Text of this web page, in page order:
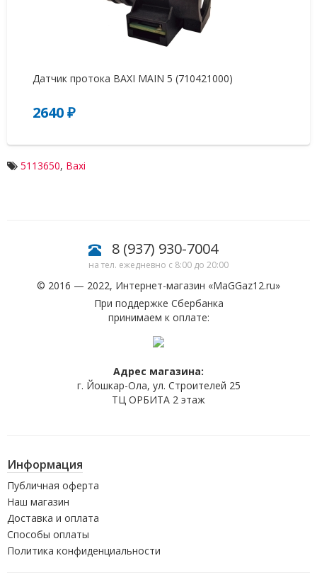
Датчик протока BAXI MAIN 5 (710421000)
2640 ₽
5113650, Baxi
8 (937) 930-7004
на тел. ежедневно с 8:00 до 20:00
© 2016 — 2022, Интернет-магазин «MaGGaz12.ru»
При поддержке Сбербанка
принимаем к оплате:
Адрес магазина:
г. Йошкар-Ола, ул. Строителей 25
ТЦ ОРБИТА 2 этаж
Информация
Публичная оферта
Наш магазин
Доставка и оплата
Способы оплаты
Политика конфиденциальности